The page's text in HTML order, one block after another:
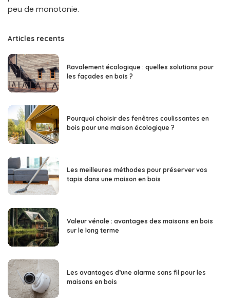
peu de monotonie.
Articles recents
Ravalement écologique : quelles solutions pour
les façades en bois ?
Pourquoi choisir des fenêtres coulissantes en
bois pour une maison écologique ?
Les meilleures méthodes pour préserver vos
tapis dans une maison en bois
Valeur vénale : avantages des maisons en bois
sur le long terme
Les avantages d’une alarme sans fil pour les
maisons en bois